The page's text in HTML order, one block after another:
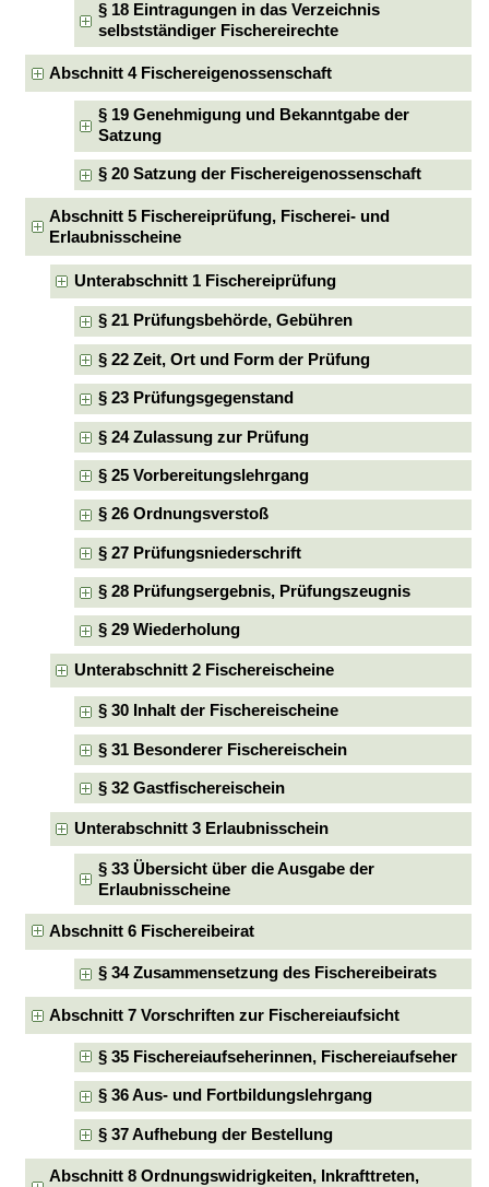
§ 18 Eintragungen in das Verzeichnis
selbstständiger Fischereirechte
Abschnitt 4 Fischereigenossenschaft
§ 19 Genehmigung und Bekanntgabe der
Satzung
§ 20 Satzung der Fischereigenossenschaft
Abschnitt 5 Fischereiprüfung, Fischerei- und
Erlaubnisscheine
Unterabschnitt 1 Fischereiprüfung
§ 21 Prüfungsbehörde, Gebühren
§ 22 Zeit, Ort und Form der Prüfung
§ 23 Prüfungsgegenstand
§ 24 Zulassung zur Prüfung
§ 25 Vorbereitungslehrgang
§ 26 Ordnungsverstoß
§ 27 Prüfungsniederschrift
§ 28 Prüfungsergebnis, Prüfungszeugnis
§ 29 Wiederholung
Unterabschnitt 2 Fischereischeine
§ 30 Inhalt der Fischereischeine
§ 31 Besonderer Fischereischein
§ 32 Gastfischereischein
Unterabschnitt 3 Erlaubnisschein
§ 33 Übersicht über die Ausgabe der
Erlaubnisscheine
Abschnitt 6 Fischereibeirat
§ 34 Zusammensetzung des Fischereibeirats
Abschnitt 7 Vorschriften zur Fischereiaufsicht
§ 35 Fischereiaufseherinnen, Fischereiaufseher
§ 36 Aus- und Fortbildungslehrgang
§ 37 Aufhebung der Bestellung
Abschnitt 8 Ordnungswidrigkeiten, Inkrafttreten,